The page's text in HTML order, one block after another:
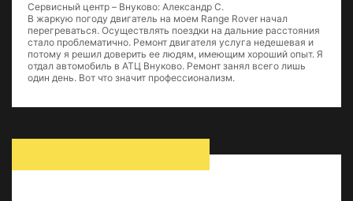
Сервисный центр – Внуково: Александр С.
В жаркую погоду двигатель на моем Range Rover начал
перегреваться. Осуществлять поездки на дальние расстояния
стало проблематично. Ремонт двигателя услуга недешевая и
потому я решил доверить ее людям, имеющим хороший опыт. Я
отдал автомобиль в АТЦ Внуково. Ремонт занял всего лишь
один день. Вот что значит профессионализм.